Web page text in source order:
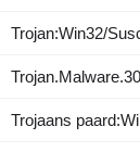
Trojan:Win32/
Trojaans